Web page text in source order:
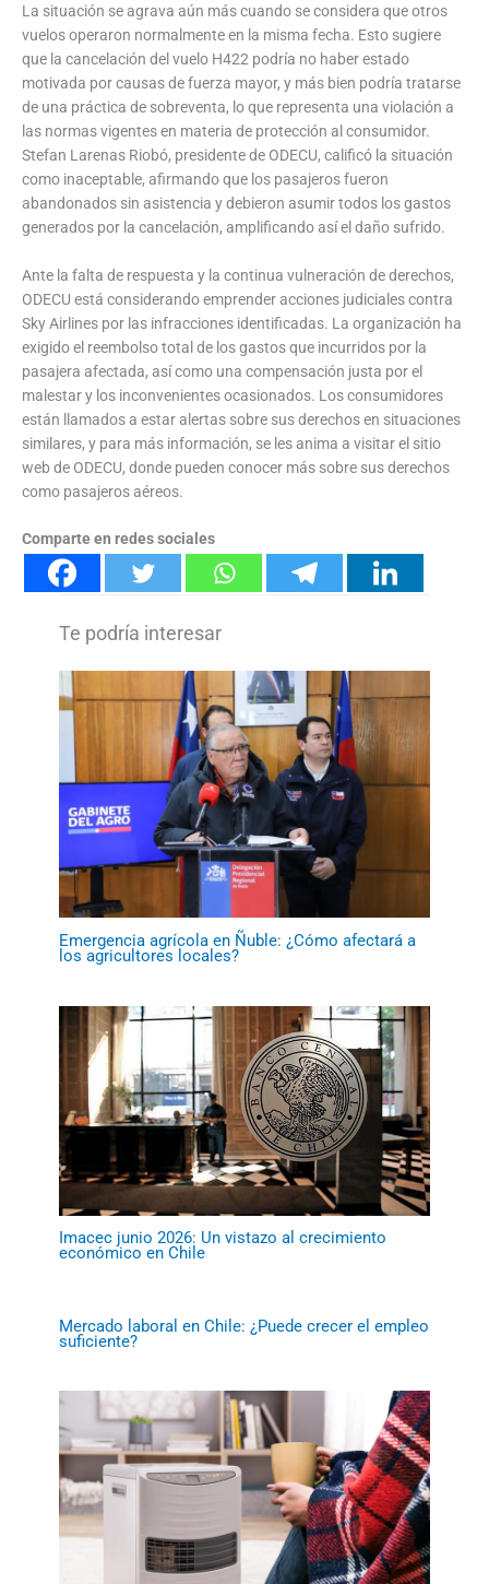
La situación se agrava aún más cuando se considera que otros
vuelos operaron normalmente en la misma fecha. Esto sugiere
que la cancelación del vuelo H422 podría no haber estado
motivada por causas de fuerza mayor, y más bien podría tratarse
de una práctica de sobreventa, lo que representa una violación a
las normas vigentes en materia de protección al consumidor.
Stefan Larenas Riobó, presidente de ODECU, calificó la situación
como inaceptable, afirmando que los pasajeros fueron
abandonados sin asistencia y debieron asumir todos los gastos
generados por la cancelación, amplificando así el daño sufrido.
Ante la falta de respuesta y la continua vulneración de derechos,
ODECU está considerando emprender acciones judiciales contra
Sky Airlines por las infracciones identificadas. La organización ha
exigido el reembolso total de los gastos que incurridos por la
pasajera afectada, así como una compensación justa por el
malestar y los inconvenientes ocasionados. Los consumidores
están llamados a estar alertas sobre sus derechos en situaciones
similares, y para más información, se les anima a visitar el sitio
web de ODECU, donde pueden conocer más sobre sus derechos
como pasajeros aéreos.
Comparte en redes sociales
Emergencia agrícola en Ñuble: ¿Cómo afectará a
los agricultores locales?
Imacec junio 2026: Un vistazo al crecimiento
económico en Chile
Mercado laboral en Chile: ¿Puede crecer el empleo
suficiente?